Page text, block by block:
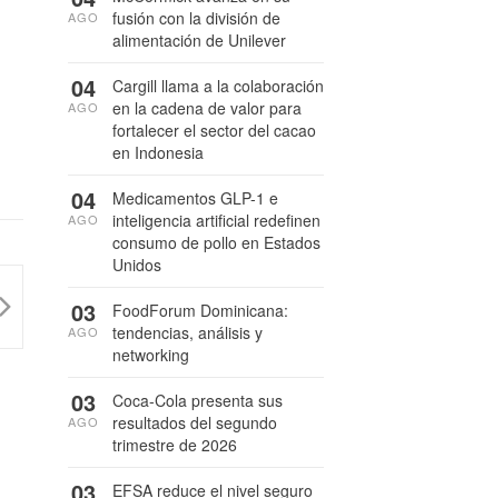
fusión con la división de
alimentación de Unilever
AGO
Cargill llama a la colaboración
en la cadena de valor para
fortalecer el sector del cacao
en Indonesia
04
AGO
Medicamentos GLP-1 e
inteligencia artificial redefinen
consumo de pollo en Estados
Unidos
04
AGO
FoodForum Dominicana:
tendencias, análisis y
networking
03
AGO
Coca-Cola presenta sus
resultados del segundo
trimestre de 2026
03
AGO
EFSA reduce el nivel seguro